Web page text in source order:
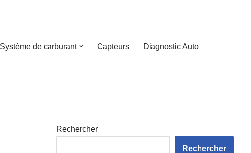
Système de carburant Capteurs Diagnostic Auto
Rechercher
Rechercher